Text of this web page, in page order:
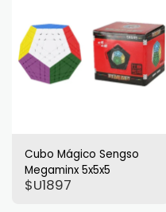
Cubo Mágico Sengso
Megaminx 5x5x5
$U1897